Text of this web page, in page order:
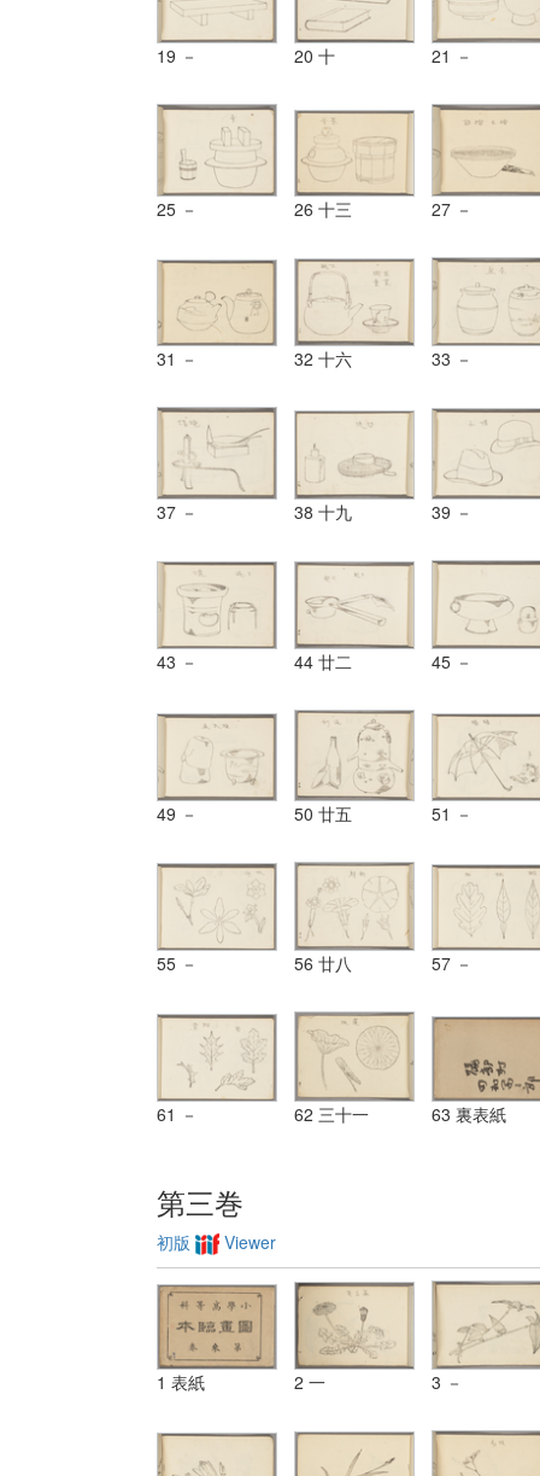
19 － 20 十 21 －
25 － 26 十三 27 －
31 － 32 十六 33 －
37 － 38 十九 39 －
43 － 44 廿二 45 －
49 － 50 廿五 51 －
55 － 56 廿八 57 －
61 － 62 三十一 63 裏表紙
第三巻
初版 Viewer
1 表紙 2 一 3 －